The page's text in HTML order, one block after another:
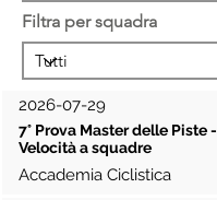
Filtra per squadra
2026-07-29
7° Prova Master delle Piste -
Velocità a squadre
Accademia Ciclistica